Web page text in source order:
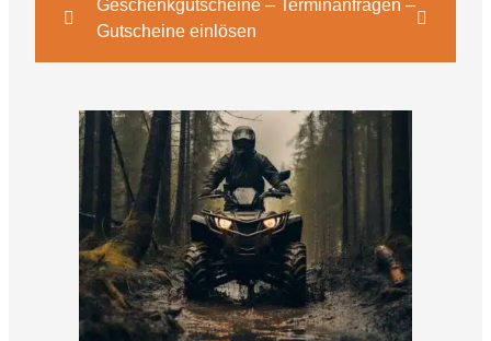
Geschenkgutscheine – Terminanfragen –
Gutscheine einlösen